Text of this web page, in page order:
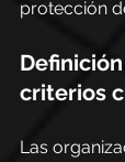
protección
criterios
Las